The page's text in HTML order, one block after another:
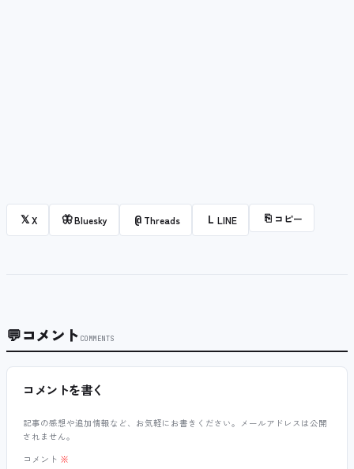
𝕏X 🦋Bluesky @ Threads L LINE ⎘ コピー
💬コメント COMMENTS
コメントを書く
記事の感想や追加情報など、お気軽にお書きください。メールアドレスは公開
されません。
コメント ※